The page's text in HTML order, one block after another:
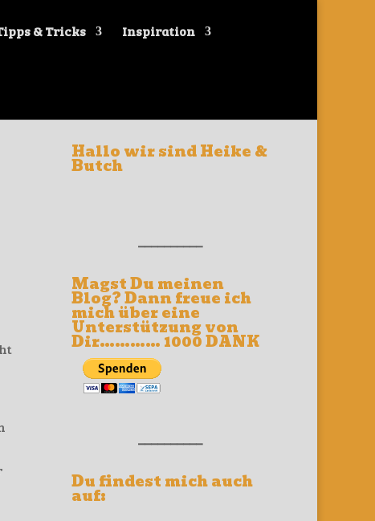
& Tricks Inspiration
Hallo wir sind Heike &
Butch
Magst Du meinen
Blog? Dann freue ich
mich über eine
Unterstützung von
Dir………… 1000 DANK
Du findest mich auch
auf: